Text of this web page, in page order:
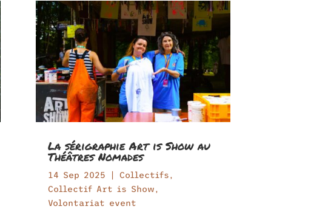
La sérigraphie Art is Show au
Théâtres Nomades
14 Sep 2025 Collectifs,
Collectif Art is Show,
Volontariat event